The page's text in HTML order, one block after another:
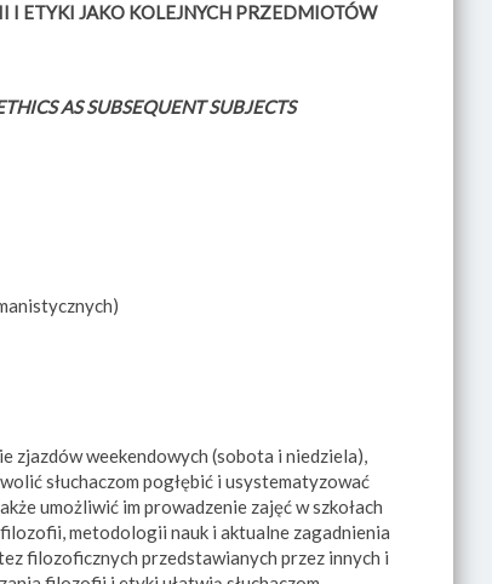
ETYKI JAKO KOLEJNYCH PRZEDMIOTÓW
AS SUBSEQUENT SUBJECTS
zjazdów weekendowych (sobota i niedziela),
słuchaczom pogłębić i usystematyzować
umożliwić im prowadzenie zajęć w szkołach
metodologii nauk i aktualne zagadnienia
filozoficznych przedstawianych przez innych i